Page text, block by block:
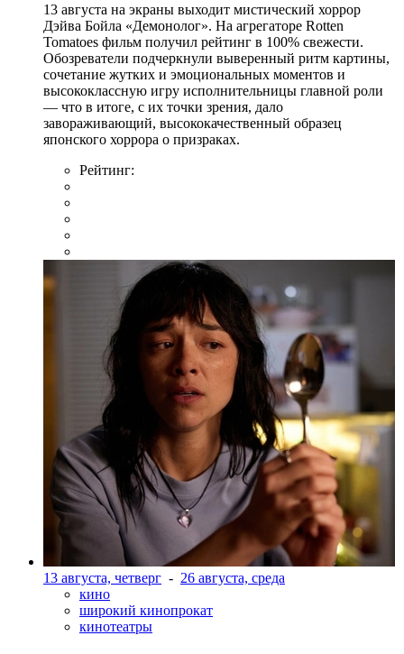
13 августа на экраны выходит мистический хоррор
Дэйва Бойла «Демонолог». На агрегаторе Rotten
Tomatoes фильм получил рейтинг в 100% свежести.
Обозреватели подчеркнули выверенный ритм картины,
сочетание жутких и эмоциональных моментов и
высококлассную игру исполнительницы главной роли
— что в итоге, с их точки зрения, дало
завораживающий, высококачественный образец
японского хоррора о призраках.
Рейтинг:
13 августа, четверг - 26 августа, среда
кино
широкий кинопрокат
кинотеатры